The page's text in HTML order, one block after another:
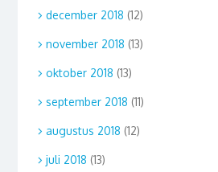
december 2018 (12)
november 2018 (13)
oktober 2018 (13)
september 2018 (11)
augustus 2018 (12)
juli 2018 (13)